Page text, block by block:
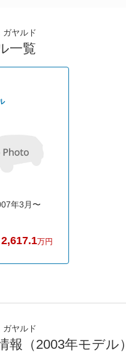
ガヤルド
一覧
年3月〜
2,617.1万円
ガヤルド
報（2003年モデル）